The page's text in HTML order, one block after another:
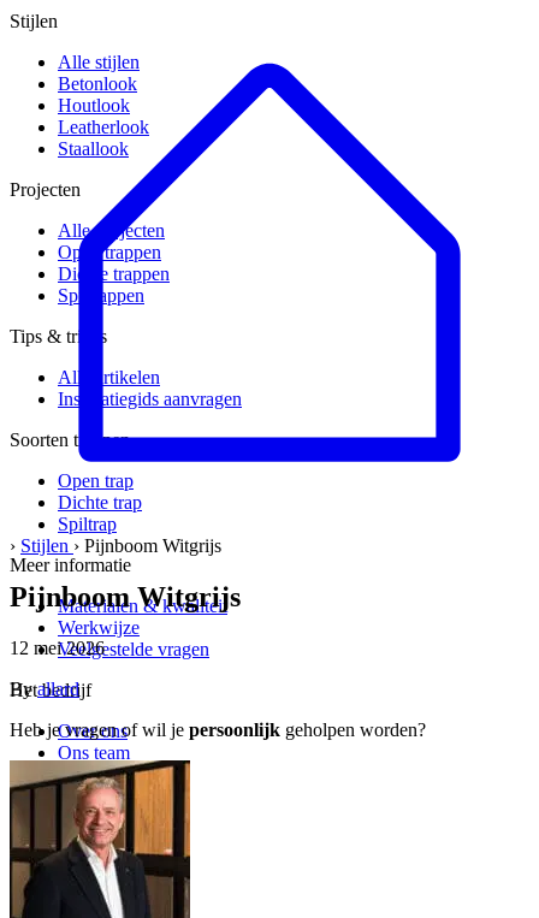
Stijlen
Alle stijlen
Betonlook
Houtlook
Leatherlook
Staallook
Projecten
Alle projecten
Open trappen
Dichte trappen
Spiltrappen
Tips & tricks
Alle artikelen
Inspiratiegids aanvragen
Soorten trappen
Open trap
Dichte trap
Spiltrap
Meer informatie
Materialen & kwaliteit
Werkwijze
Veelgestelde vragen
Het bedrijf
Over ons
Ons team
Vacatures
Kwaliteit & service
Werkgebied
Onze garantie
Klant werft klant
› Stijlen › Pijnboom Witgrijs
Pijnboom Witgrijs
12 mei 2026
By allard
Heb je vragen of wil je persoonlijk geholpen worden?